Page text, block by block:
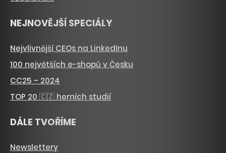
NEJNOVĚJŠÍ SPECIÁLY
Nejvlivnější CEOs na LinkedInu
100 největších e-shopů v Česku
CC25 – 2024
TOP 20 🇨🇿 herních studií
DÁLE TVOŘÍME
Newslettery